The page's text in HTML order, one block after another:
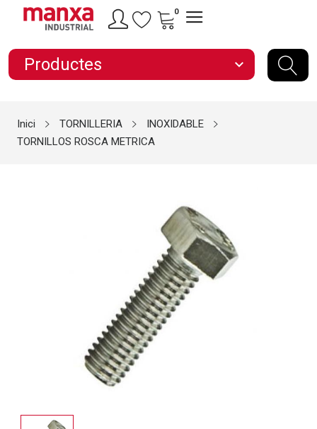
0
Productes expand_more
Inici TORNILLERIA
INOXIDABLE
TORNILLOS ROSCA METRICA